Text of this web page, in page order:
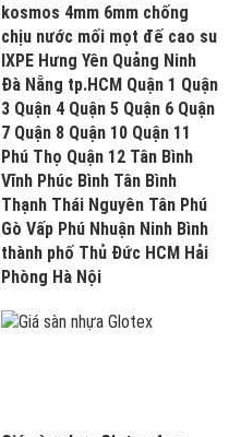
kosmos 4mm 6mm chống
chịu nước mối mọt đế cao su
IXPE Hưng Yên Quảng Ninh
Đà Nẵng tp.HCM Quận 1 Quận
3 Quận 4 Quận 5 Quận 6 Quận
7 Quận 8 Quận 10 Quận 11
Phú Thọ Quận 12 Tân Bình
Vĩnh Phúc Bình Tân Bình
Thạnh Thái Nguyên Tân Phú
Gò Vấp Phú Nhuận Ninh Bình
thành phố Thủ Đức HCM Hải
Phòng Hà Nội